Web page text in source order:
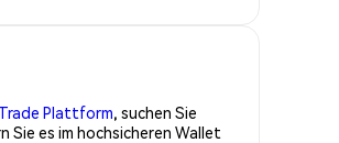
Plattform, suchen Sie
Sie es im hochsicheren Wallet